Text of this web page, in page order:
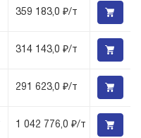
359 183,0 ₽/т
314 143,0 ₽/т
291 623,0 ₽/т
1 042 776,0 ₽/т